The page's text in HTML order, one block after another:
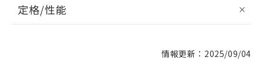
定格/性能
情報更新：2025/09/04